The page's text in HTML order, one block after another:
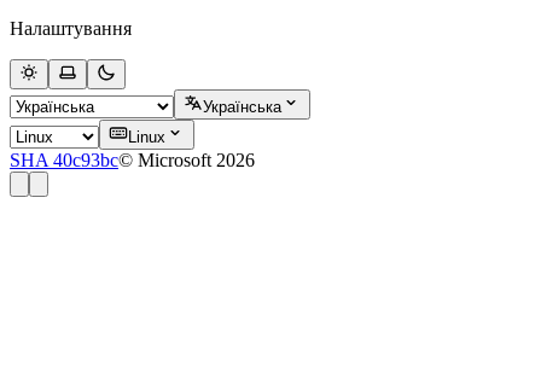
Налаштування
Українська
Linux
SHA 40c93bc© Microsoft 2026